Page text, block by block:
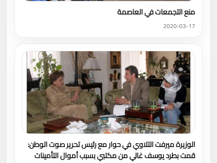
منع التجمعات في العاصمة
2020-03-17
الوزيرة ميرفت التلاوي في حوار مع رئيس تحرير صوت الوطن:
قمت بطرد يوسف غالي من مكتبي بسبب أموال التأمينات